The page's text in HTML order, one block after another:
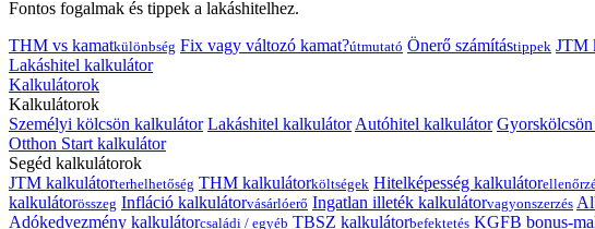
Fontos fogalmak és tippek a lakáshitelhez.
THM vs kamatkülönbség Fix vagy változó kamat?útmutató Önerő számítástippek JTM
Lakáshitel kalkulátor
Kalkulátorok
Kalkulátorok
Személyi kölcsön kalkulátor Lakáshitel kalkulátor Autóhitel kalkulátor
Otthon Start kalkulátor
Segéd kalkulátorok
JTM kalkulátorterhelhetőség THM kalkulátorköltségek Hitelképesség kalkulátor
kalkulátorösszeg Infláció kalkulátorvásárlóerő Ingatlan illeték kalkulátorvagyonszerzés
Adókedvezmény kalkulátorcsaládi / egyéb TBSZ kalkulátorbefektetés KGFB bonus-